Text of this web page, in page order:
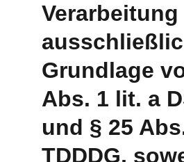
Verarbeitung
Grundlage
Abs. 1 lit. a
und § 25
TDDDG,